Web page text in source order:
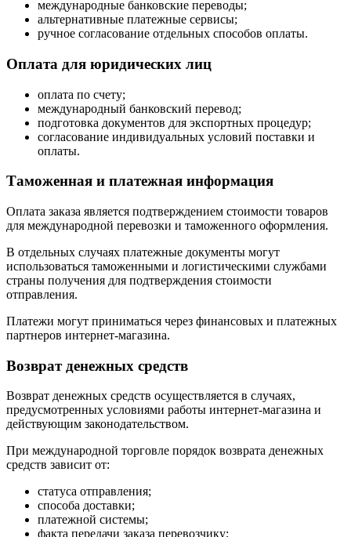
международные банковские переводы;
альтернативные платежные сервисы;
ручное согласование отдельных способов оплаты.
Оплата для юридических лиц
оплата по счету;
международный банковский перевод;
подготовка документов для экспортных процедур;
согласование индивидуальных условий поставки и
оплаты.
Таможенная и платежная информация
Оплата заказа является подтверждением стоимости товаров
для международной перевозки и таможенного оформления.
В отдельных случаях платежные документы могут
использоваться таможенными и логистическими службами
страны получения для подтверждения стоимости
отправления.
Платежи могут приниматься через финансовых и платежных
партнеров интернет-магазина.
Возврат денежных средств
Возврат денежных средств осуществляется в случаях,
предусмотренных условиями работы интернет-магазина и
действующим законодательством.
При международной торговле порядок возврата денежных
средств зависит от:
статуса отправления;
способа доставки;
платежной системы;
факта передачи заказа перевозчику;